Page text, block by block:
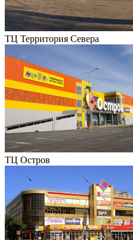
ТЦ Территория Севера
ТЦ Остров